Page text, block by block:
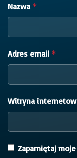
Nazwa *
Adres email *
Witryna
Zapamiętaj